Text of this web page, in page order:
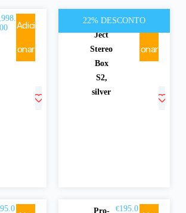
00
Adici
onar
22% DESCONTO
Pro-
Ject
Stereo
Box
S2,
silver
€175.00
Adici
onar
Pro-
€195.0